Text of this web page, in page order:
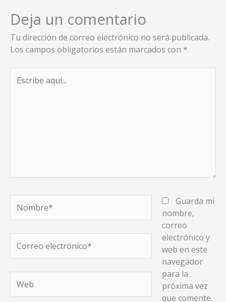
Deja un comentario
Tu dirección de correo electrónico no será publicada.
Los campos obligatorios están marcados con *
aquí...
electrónico*
Guarda mi
nombre,
correo
electrónico y
web en este
navegador
para la
próxima vez
que comente.